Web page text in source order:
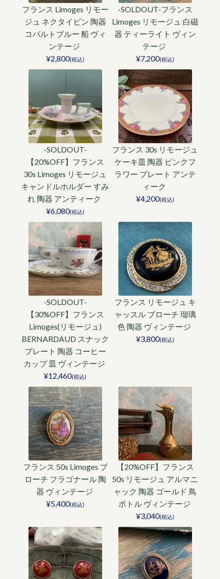
フランス Limoges リモー
ジュ ネクタイピン 陶器
コバルトブルー 船 ヴィ
ンテージ
¥2,800(税込)
-SOLDOUT-フランス
Limoges リモージュ 白磁
器 ティーライト ヴィン
テージ
¥7,200(税込)
-SOLDOUT-
【20%OFF】フランス
30s Limoges リモージュ
キャンドルホルダー すみ
れ 陶器 アンティーク
¥6,080(税込)
フランス 30s リモージュ
ケーキ皿 陶器 ピンクフ
ラワー プレート アンテ
ィーク
¥4,200(税込)
-SOLDOUT-
【30%OFF】フランス
Limoges(リモージュ)
BERNARDAUD スナック
プレート 陶器 コーヒー
カップ 皿 ヴィンテージ
¥12,460(税込)
フランス リモージュ キ
ャッスル ブローチ 瑠璃
色 陶器 ヴィンテージ
¥3,800(税込)
フランス 50s Limoges ブ
ローチ フラゴナール 陶
器 ヴィンテージ
¥5,400(税込)
【20%OFF】フランス
50s リモージュ アルマニ
ャック 陶器 ゴールド 鳥
ボトル ヴィンテージ
¥3,040(税込)